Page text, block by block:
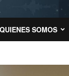
QUIENES SOMOS